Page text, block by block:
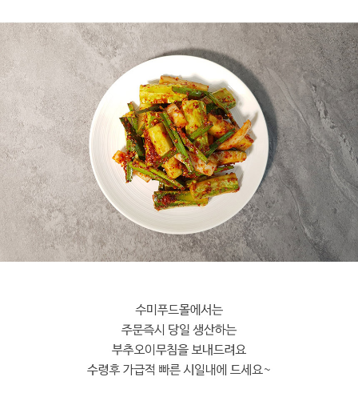
프 하세요!